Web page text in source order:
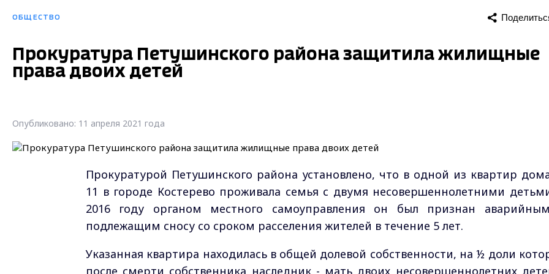
ОБЩЕСТВО
Прокуратура Петушинского района защитила жилищные
права двоих детей
Опубликовано: 11 апреля 2021 года
Прокуратурой Петушинского района установлено, что в одной из квартир
11 в городе Костерево проживала семья с двумя несовершеннолетними
2016 году органом местного самоуправления он был признан
подлежащим сносу со сроком расселения жителей в течение 5 лет.
Указанная квартира находилась в общей долевой собственности, на ½ доли
после смерти собственника наследник - мать двоих несовершеннолетних